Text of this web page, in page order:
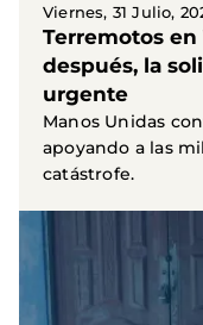
Viernes, 31 Julio,
Terremotos
después, la
urgente
Manos Unidas
apoyando a las
catástrofe.